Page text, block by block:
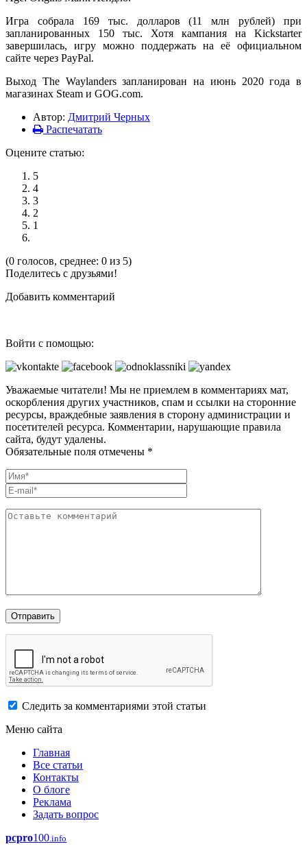
Игра собрала 169 тыс. долларов (11 млн рублей) при
запланированных 150 тыс. Хотя кампания на Kickstarter
завершилась, игру можно поддержать на её официальном
сайте через PayPal.
Выход The Waylanders запланирован на июнь 2020 года в
магазинах Steam и GOG.com.
Автор: Дмитрий Черных
Распечатать
Оцените статью:
5
4
3
2
1
(0 голосов, среднее: 0 из 5)
Поделитесь с друзьями!
Добавить комментарий
Войти с помощью:
Уважаемые читатели! Мы не приемлем в комментариях мат,
оскорбления других участников, спам и ссылки на сторонние
ресурсы, враждебные заявления в сторону администрации и
посетителей ресурса. Комментарии, нарушающие правила
сайта, будут удалены.
Обязательные поля отмечены *
Следить за комментариями этой статьи
Меню сайта
Главная
Все статьи
Контакты
О блоге
Реклама
Задать вопрос
pcpro100.info